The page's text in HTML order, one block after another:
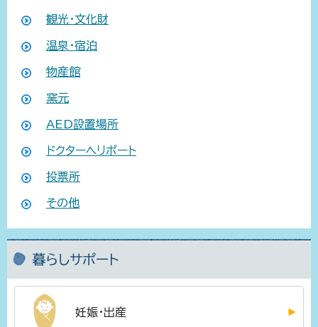
観光・文化財
温泉・宿泊
物産館
窯元
AED設置場所
ドクターヘリポート
投票所
その他
暮らしサポート
妊娠・出産